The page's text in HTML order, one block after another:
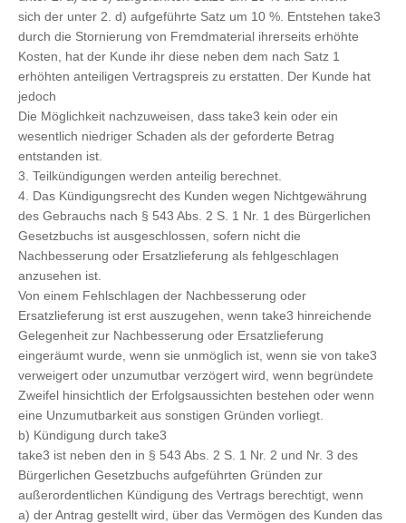
sich der unter 2. d) aufgeführte Satz um 10 %. Entstehen take3
durch die Stornierung von Fremdmaterial ihrerseits erhöhte
Kosten, hat der Kunde ihr diese neben dem nach Satz 1
erhöhten anteiligen Vertragspreis zu erstatten. Der Kunde hat
jedoch
Die Möglichkeit nachzuweisen, dass take3 kein oder ein
wesentlich niedriger Schaden als der geforderte Betrag
entstanden ist.
3. Teilkündigungen werden anteilig berechnet.
4. Das Kündigungsrecht des Kunden wegen Nichtgewährung
des Gebrauchs nach § 543 Abs. 2 S. 1 Nr. 1 des Bürgerlichen
Gesetzbuchs ist ausgeschlossen, sofern nicht die
Nachbesserung oder Ersatzlieferung als fehlgeschlagen
anzusehen ist.
Von einem Fehlschlagen der Nachbesserung oder
Ersatzlieferung ist erst auszugehen, wenn take3 hinreichende
Gelegenheit zur Nachbesserung oder Ersatzlieferung
eingeräumt wurde, wenn sie unmöglich ist, wenn sie von take3
verweigert oder unzumutbar verzögert wird, wenn begründete
Zweifel hinsichtlich der Erfolgsaussichten bestehen oder wenn
eine Unzumutbarkeit aus sonstigen Gründen vorliegt.
b) Kündigung durch take3
take3 ist neben den in § 543 Abs. 2 S. 1 Nr. 2 und Nr. 3 des
Bürgerlichen Gesetzbuchs aufgeführten Gründen zur
außerordentlichen Kündigung des Vertrags berechtigt, wenn
a) der Antrag gestellt wird, über das Vermögen des Kunden das